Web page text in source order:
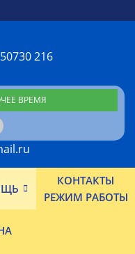
ВРЕМЯ
КОНТАКТЫ
РЕЖИМ РАБОТЫ